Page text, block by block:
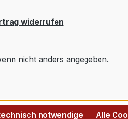
widerrufen
nicht anders angegeben.
notwendige Alle